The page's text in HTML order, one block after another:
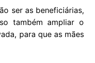
ser as beneficiárias,
também ampliar o
para que as mães